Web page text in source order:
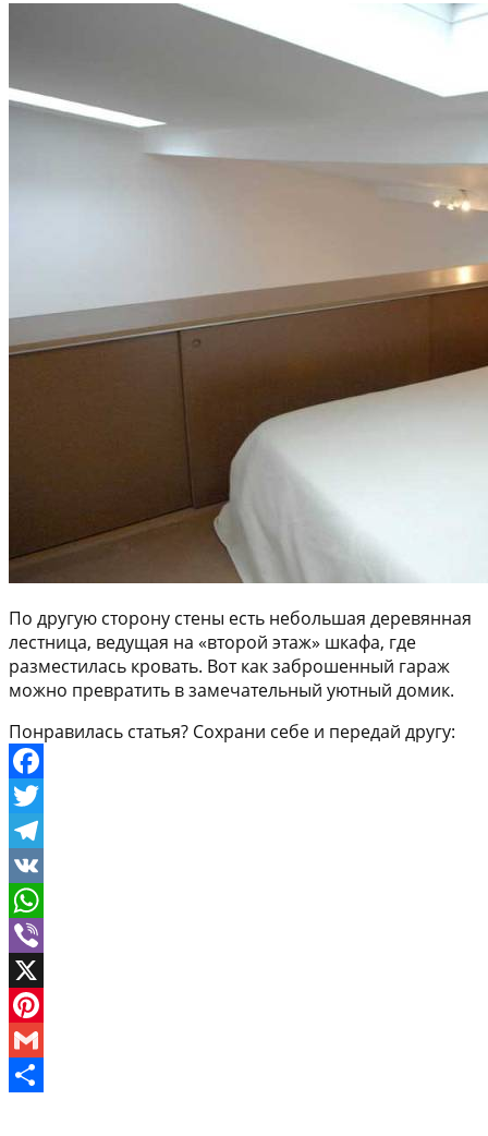
По другую сторону стены есть небольшая деревянная
лестница, ведущая на «второй этаж» шкафа, где
разместилась кровать. Вот как заброшенный гараж
можно превратить в замечательный уютный домик.
Понравилась статья? Сохрани себе и передай другу:
Facebook
Twitter
Telegram
VK
WhatsApp
Viber
X
Pinterest
Gmail